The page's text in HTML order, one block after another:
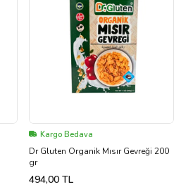
Kargo Bedava
Dr Gluten Organik Mısır Gevreği 200
gr
494,00 TL